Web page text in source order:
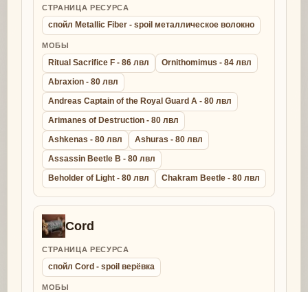
СТРАНИЦА РЕСУРСА
спойл Metallic Fiber - spoil металлическое волокно
МОБЫ
Ritual Sacrifice F - 86 лвл
Ornithomimus - 84 лвл
Abraxion - 80 лвл
Andreas Captain of the Royal Guard A - 80 лвл
Arimanes of Destruction - 80 лвл
Ashkenas - 80 лвл
Ashuras - 80 лвл
Assassin Beetle B - 80 лвл
Beholder of Light - 80 лвл
Chakram Beetle - 80 лвл
Cord
СТРАНИЦА РЕСУРСА
спойл Cord - spoil верёвка
МОБЫ